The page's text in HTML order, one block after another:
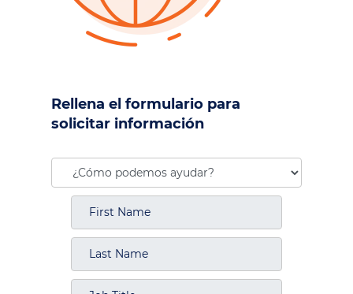
Rellena el formulario para
solicitar información